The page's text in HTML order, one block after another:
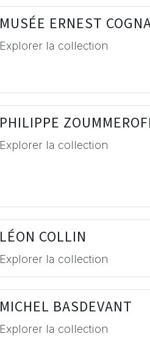
MUSÉE ERNEST
Explorer la collection
PHILIPPE
Explorer la collection
LÉON COLLIN
Explorer la collection
MICHEL BASDEVANT
Explorer la collection